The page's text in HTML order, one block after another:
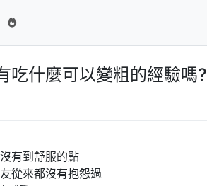
吃什麼可以變粗的經驗嗎?
有到舒服的點
從來都沒有抱怨過